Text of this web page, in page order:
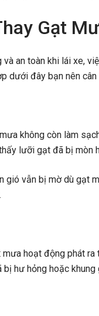
Gạt
an toàn khi lái xe,
dưới đây bạn nên
không còn làm
lưỡi gạt đã bị mòn
gió vẫn bị mờ dù gạt
hoạt động phát
hư hỏng hoặc khung